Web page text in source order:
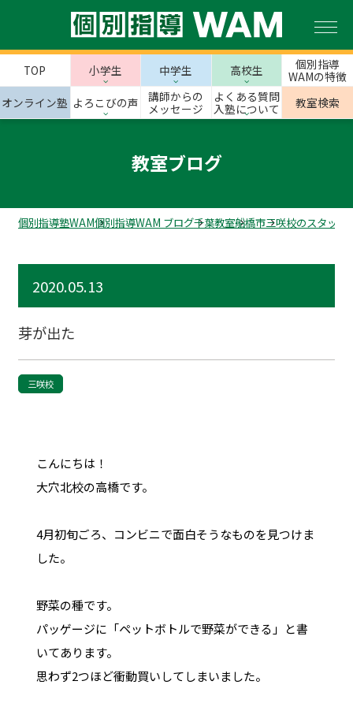
TOP 小学生 中学生 高校生
個別指導
WAMの特徴
オンライン塾 よろこびの声
講師からの
メッセージ
よくある質問
入塾について
教室検索
教室ブログ
個別指導塾WAM個別指導WAM ブログ千葉教室船橋市三咲校のスタッフ
2020.05.13
芽が出た
三咲校
こんにちは！
大穴北校の高橋です。
4月初旬ごろ、コンビニで面白そうなものを見つけま
した。
野菜の種です。
パッゲージに「ペットボトルで野菜ができる」と書
いてあります。
思わず2つほど衝動買いしてしまいました。